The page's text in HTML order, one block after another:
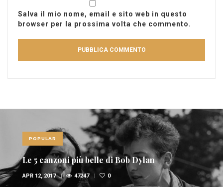
Salva il mio nome, email e sito web in questo
browser per la prossima volta che commento.
POPULAR
Le 10 canzoni più sexy di sempre
FEB 6, 2017 36946